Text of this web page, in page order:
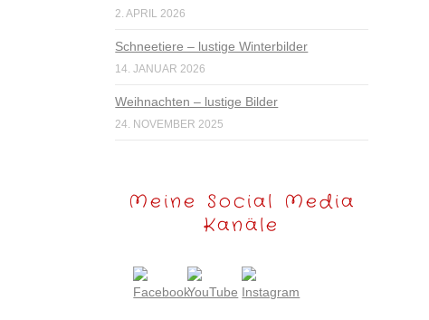
2. APRIL 2026
Schneetiere – lustige Winterbilder
14. JANUAR 2026
Weihnachten – lustige Bilder
24. NOVEMBER 2025
Meine Social Media
Kanäle